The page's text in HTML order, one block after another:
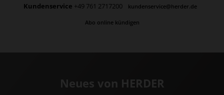
Kundenservice +49 761 2717200 kundenservice@herder.de
Abo online kündigen
Neues von HERDER